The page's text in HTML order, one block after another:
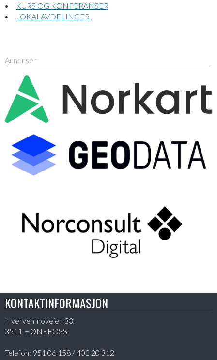
KURS OG KONFERANSER
LOKALAVDELINGER
Annonser
KONTAKTINFORMASJON
Hvervenmoveien 33,
3511 HØNEFOSS
Telefon: 951 06 158 / 402 20 312